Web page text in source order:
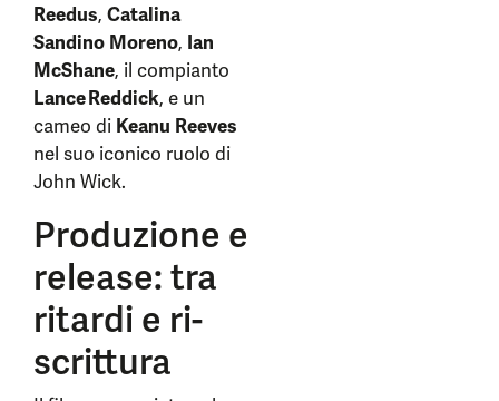
Reedus, Catalina
Sandino Moreno, Ian
McShane, il compianto
Lance Reddick, e un
cameo di Keanu Reeves
nel suo iconico ruolo di
John Wick.
Produzione e
release: tra
ritardi e ri-
scrittura